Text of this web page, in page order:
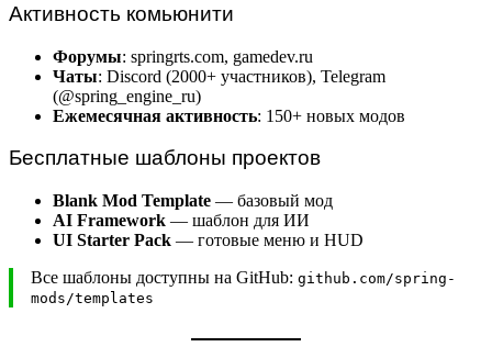
Активность комьюнити
Форумы: springrts.com, gamedev.ru
Чаты: Discord (2000+ участников), Telegram
(@spring_engine_ru)
Ежемесячная активность: 150+ новых модов
Бесплатные шаблоны проектов
Blank Mod Template — базовый мод
AI Framework — шаблон для ИИ
UI Starter Pack — готовые меню и HUD
Все шаблоны доступны на GitHub: github.com/spring-
mods/templates